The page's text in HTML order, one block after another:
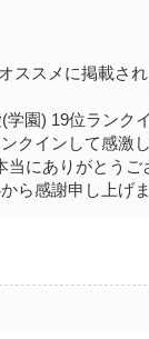
ススメに掲載さ
学園) 19位ランク
クインして感激
当にありがとうご
ら感謝申し上げま